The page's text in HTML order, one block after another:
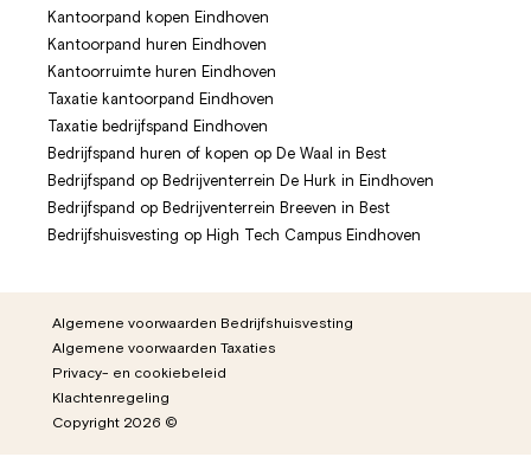
Kantoorpand kopen Eindhoven
Kantoorpand huren Eindhoven
Kantoorruimte huren Eindhoven
Taxatie kantoorpand Eindhoven
Taxatie bedrijfspand Eindhoven
Bedrijfspand huren of kopen op De Waal in Best
Bedrijfspand op Bedrijventerrein De Hurk in Eindhoven
Bedrijfspand op Bedrijventerrein Breeven in Best
Bedrijfshuisvesting op High Tech Campus Eindhoven
Algemene voorwaarden Bedrijfshuisvesting
Algemene voorwaarden Taxaties
Privacy- en cookiebeleid
Klachtenregeling
Copyright 2026 ©